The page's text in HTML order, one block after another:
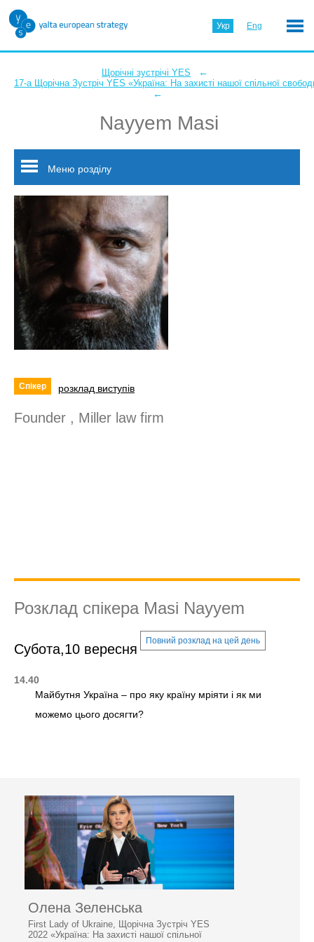
Укр Eng
Щорічні зустрічі YES ←
17-а Щорічна Зустріч YES «Україна: На захисті нашої спільної
←
Nayyem Masi
Меню розділу
Спікер розклад виступів
Founder , Miller law firm
Розклад спікера Masi Nayyem
Субота,10 вересня
Повний розклад на цей день
14.40
Майбутня Україна – про яку країну мріяти і як ми
можемо цього досягти?
Олена Зеленська
First Lady of Ukraine, Щорічна Зустріч YES
2022 «Україна: На захисті нашої спільної